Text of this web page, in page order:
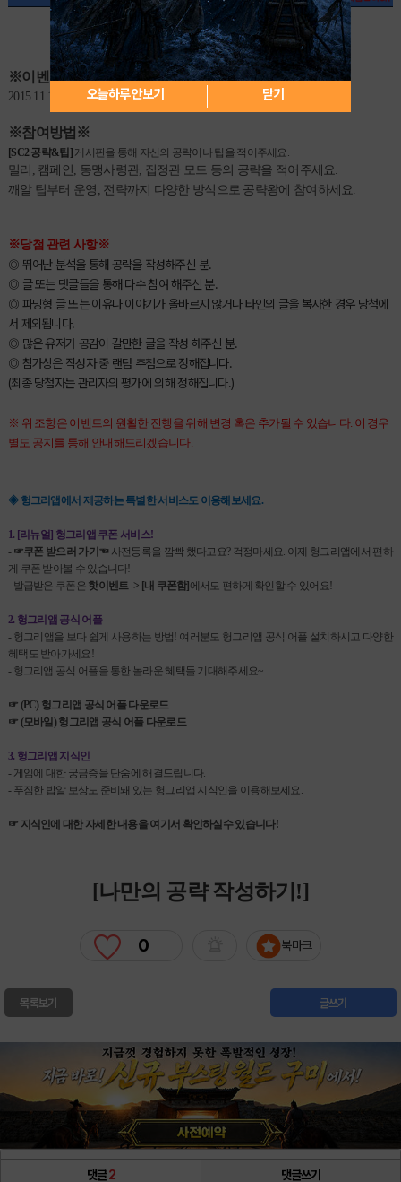
※이벤트 기간 ※
2015.11.10 ~ 2015.11.19 23시 59분까지
※참여방법 ※
[SC2 공략&팁] 게시판을 통해 자신의 공략이나 팁을 적어주세요.
밀리, 캠페인, 동맹사령관, 집정관 모드 등의 공략을 적어주세요.
깨알 팁부터 운영, 전략까지 다양한 방식으로 공략왕에 참여하세요.
※당첨 관련 사항※
◎ 뛰어난 분석을 통해 공략을 작성해주신 분.
◎ 글 또는 댓글들을 통해 다수 참여 해주신 분.
◎ 파밍형 글 또는 이유나 이야기가 올바르지 않거나 타인의 글을 복사한 경우 당첨에
서 제외됩니다.
◎ 많은 유저가 공감이 갈만한 글을 작성 해주신 분.
◎ 참가상은 작성자 중 랜덤 추첨으로 정해집니다.
(최종 당첨자는 관리자의 평가에 의해 정해집니다.)
※ 위 조항은 이벤트의 원활한 진행을 위해 변경 혹은 추가될 수 있습니다. 이 경우
별도 공지를 통해 안내해드리겠습니다.
◈ 헝그리앱에서 제공하는 특별한 서비스도 이용해보세요.
1. [리뉴얼] 헝그리앱 쿠폰 서비스!
- ☞쿠폰 받으러 가기☜ 사전등록을 깜빡 했다고요? 걱정마세요. 이제 헝그리앱에서 편하
게 쿠폰 받아볼 수 있습니다!
- 발급받은 쿠폰은 핫이벤트 -> [내 쿠폰함]에서도 편하게 확인할 수 있어요!
2. 헝그리앱 공식 어플
- 헝그리앱을 보다 쉽게 사용하는 방법! 여러분도 헝그리앱 공식 어플 설치하시고 다양한
혜택도 받아가세요!
- 헝그리앱 공식 어플을 통한 놀라운 혜택들 기대해주세요~
☞ (PC) 헝그리앱 공식 어플 다운로드
☞ (모바일) 헝그리앱 공식 어플 다운로드
3. 헝그리앱 지식인
- 게임에 대한 궁금증을 단숨에 해결드립니다.
- 푸짐한 밥알 보상도 준비돼 있는 헝그리앱 지식인을 이용해보세요.
☞ 지식인에 대한 자세한 내용을 여기서 확인하실수 있습니다!
[나만의 공략 작성하기!]
0 북마크
목록보기 글쓰기
댓글2 댓글쓰기
오늘하루 안보기 닫기